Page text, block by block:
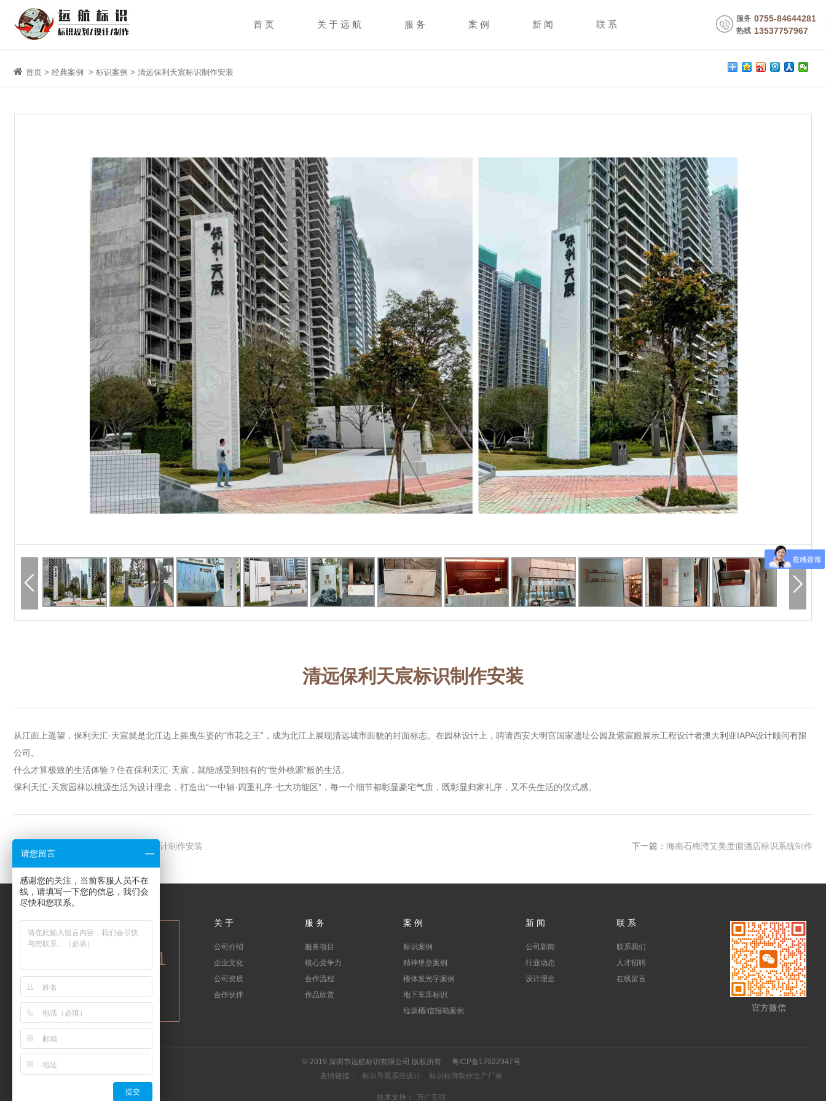
首 页 关 于 远 航 服 务 案 例 新 闻 联 系
服务
热线
0755-84644281
13537757967
首页 > 经典案例 > 标识案例 > 清远保利天宸标识制作安装
清远保利天宸标识制作安装
从江面上遥望，保利天汇·天宸就是北江边上摇曳生姿的“市花之王”，成为北江上展现清远城市面貌的封面标志。在园林设计上，聘请西安大明宫国家遗址公园及紫宸殿展示工程设计者澳大利亚IAPA设计顾问有限
公司。
什么才算极致的生活体验？住在保利天汇·天宸，就能感受到独有的“世外桃源”般的生活。
保利天汇·天宸园林以桃源生活为设计理念，打造出“一中轴·四重礼序·七大功能区”，每一个细节都彰显豪宅气质，既彰显归家礼序，又不失生活的仪式感。
深圳葡萄酒城交易中心标识设计制作安装 下一篇： 海南石梅湾艾美度假酒店标识系统制作
0755-84644281
13537757967
全国服务热线
© 2019 深圳市远航标识有限公司 版权所有
粤ICP备17022947号
友情链接：
标识导视系统设计 标识标牌制作生产厂家
技术支持： 万广互联
官方微信
关 于
公司介绍
企业文化
公司资质
合作伙伴
服 务
服务项目
核心竟争力
合作流程
作品欣赏
案 例
标识案例
精神堡垒案例
楼体发光字案例
地下车库标识
垃圾桶/信报箱案例
新 闻
公司新闻
行业动态
设计理念
联 系
联系我们
人才招聘
在线留言
请您留言
感谢您的关注，当前客服人员不在
线，请填写一下您的信息，我们会
尽快和您联系。
提交